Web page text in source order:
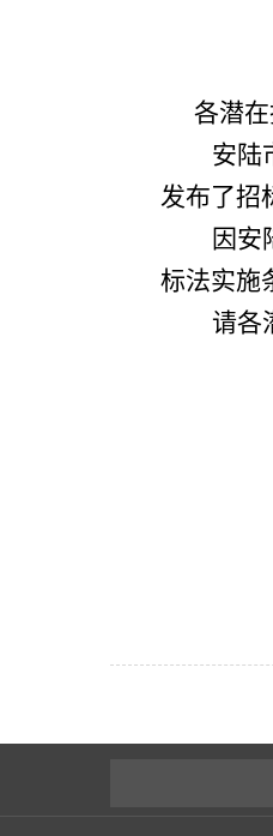
各潜在
安陆
发布了招
因安
标法实施
请各